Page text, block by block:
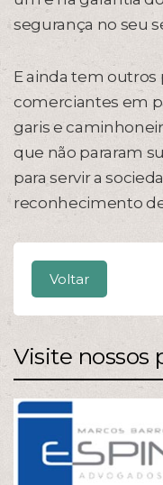
segurança no seu
E ainda tem outros
comerciantes em
garis e
que não pararam
para servir a
reconhecimento
Voltar
Visite nossos